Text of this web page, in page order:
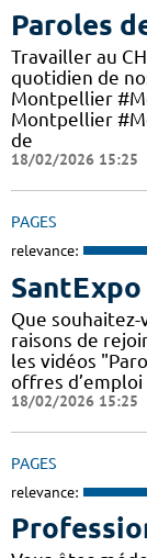
Paroles
Travailler au
quotidien de
Montpellier
Montpellier
de
18/02/2026 15:25
PAGES
relevance:
SantExpo
Que
raisons de
les vidéos
offres d’emploi
18/02/2026 15:25
PAGES
relevance: